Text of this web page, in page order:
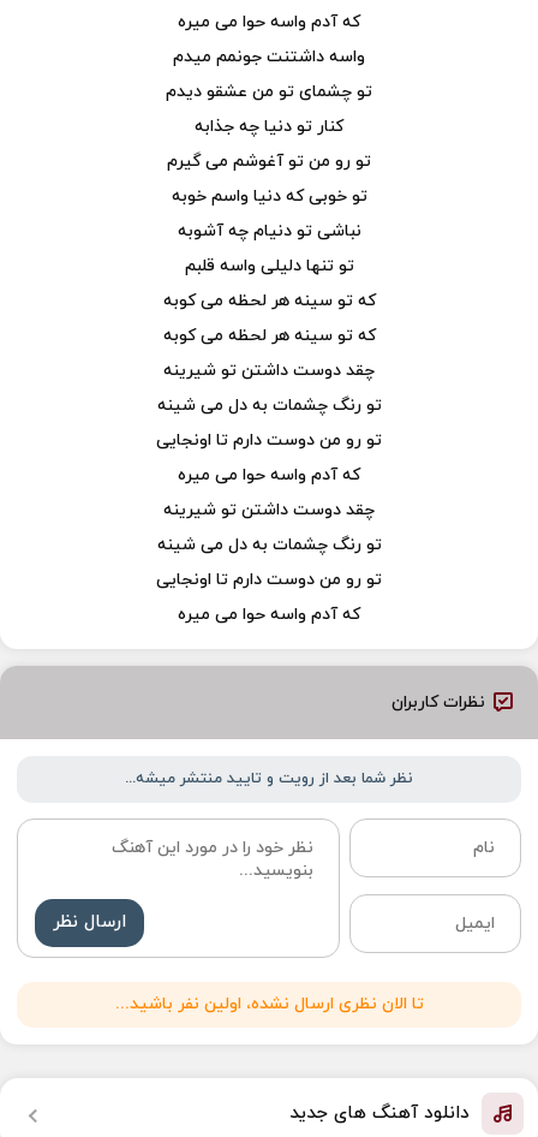
که آدم واسه حوا می میره
واسه داشتنت جونمم میدم
تو چشمای تو من عشقو دیدم
کنار تو دنیا چه جذابه
تو رو من تو آغوشم می گیرم
تو خوبی که دنیا واسم خوبه
نباشی تو دنیام چه آشوبه
تو تنها دلیلی واسه قلبم
که تو سینه هر لحظه می کوبه
که تو سینه هر لحظه می کوبه
چقد دوست داشتن تو شیرینه
تو رنگ چشمات به دل می شینه
تو رو من دوست دارم تا اونجایی
که آدم واسه حوا می میره
چقد دوست داشتن تو شیرینه
تو رنگ چشمات به دل می شینه
تو رو من دوست دارم تا اونجایی
که آدم واسه حوا می میره
نظرات کاربران
نظر شما بعد از رویت و تایید منتشر میشه...
ارسال نظر
تا الان نظری ارسال نشده، اولین نفر باشید...
دانلود آهنگ های جدید